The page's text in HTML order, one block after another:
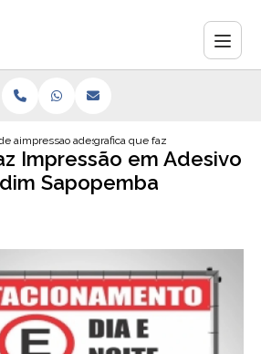
adesivos
impressao adesivo vinil brancografica que faz impressao em
Impressão em Adesivo
Sapopemba